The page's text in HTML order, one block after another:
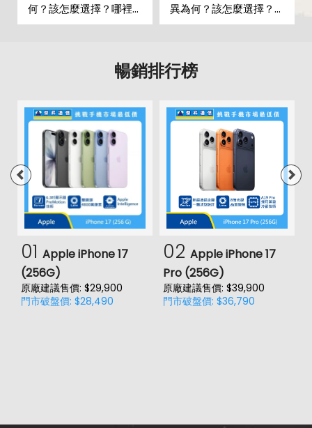
打造個人風格錶面，方式數不清
的活動自訂專屬錶面，展現你的獨特一面
總有一款錶面合你意
現在，你能根據所需及喜好，輕鬆探索及分享自訂錶面，
並將最重要的資訊都集中顯示
你還能在 App Store、網頁或社群媒體上，找到各種喜愛
的錶面
Apple Watch Series 6 (40mm) GPS版
規格特色介紹
重量
30.5 g
何？該怎麼選擇？哪裡買
最便宜？
異為何？該怎麼選擇？哪
裡買最便宜？
暢銷排行榜
01 Apple iPhone 17
(256G)
原廠建議售價: $29,900
門市破盤價: $28,490
02 Apple iPhone 17
Pro (256G)
原廠建議售價: $39,900
門市破盤價: $36,790